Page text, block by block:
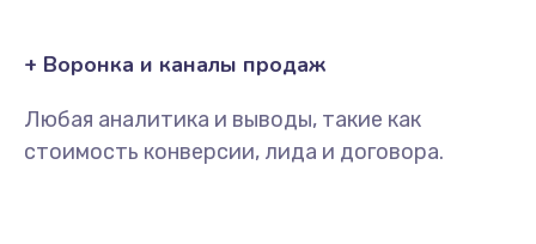
+ Воронка и каналы продаж
Любая аналитика и выводы, такие как
стоимость конверсии, лида и договора.